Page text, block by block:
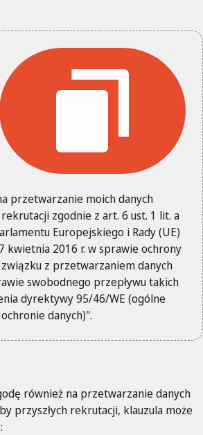
przetwarzanie moich danych
zgodnie z art. 6 ust. 1 lit. a
Europejskiego i Rady (UE)
kwietnia 2016 r. w sprawie ochrony
z przetwarzaniem danych
swobodnego przepływu takich
dyrektywy 95/46/WE (ogólne
danych)".
również na przetwarzanie danych
przyszłych rekrutacji, klauzula może